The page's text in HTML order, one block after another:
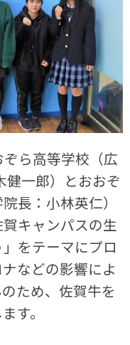
ら高等学校（広
健一郎）とおおぞ
長：小林英仁）
キャンパスの生
をテーマにプロ
などの影響によ
ため、佐賀牛を
す。